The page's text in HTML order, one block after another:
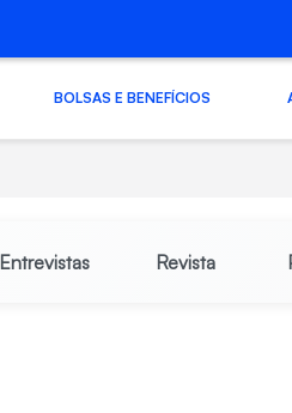
BOLSAS E BENEFÍCIOS
Entrevistas Revista